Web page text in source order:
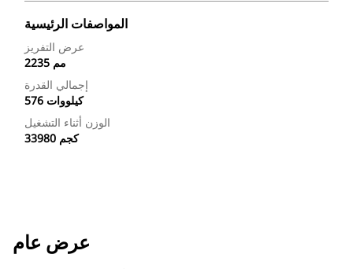
المواصفات الرئيسية
عرض التفريز
2235 مم
إجمالي القدرة
576 كيلووات
الوزن أثناء التشغيل
33980 كجم
عرض عام